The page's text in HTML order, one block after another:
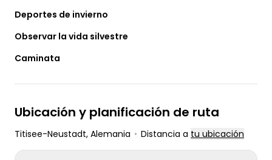
Deportes de invierno
Observar la vida silvestre
Caminata
Ubicación y planificación de ruta
Titisee-Neustadt, Alemania • Distancia a tu ubicación